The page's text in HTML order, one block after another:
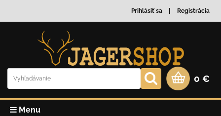
Prihlásiť sa Registrácia
0 €
Menu